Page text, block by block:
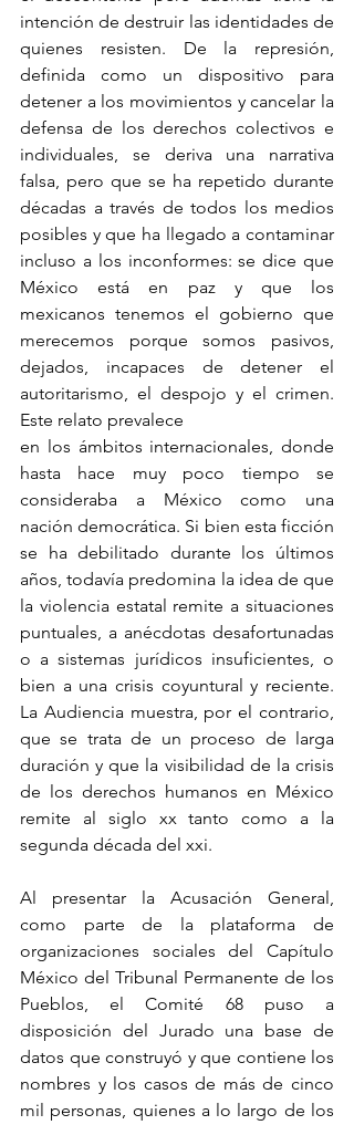
intención de destruir las identidades de
quienes resisten. De la represión,
definida como un dispositivo para
detener a los movimientos y cancelar la
defensa de los derechos colectivos e
individuales, se deriva una narrativa
falsa, pero que se ha repetido durante
décadas a través de todos los medios
posibles y que ha llegado a contaminar
incluso a los inconformes: se dice que
México está en paz y que los
mexicanos tenemos el gobierno que
merecemos porque somos pasivos,
dejados, incapaces de detener el
autoritarismo, el despojo y el crimen.
Este relato prevalece
en los ámbitos internacionales, donde
hasta hace muy poco tiempo se
consideraba a México como una
nación democrática. Si bien esta ficción
se ha debilitado durante los últimos
años, todavía predomina la idea de que
la violencia estatal remite a situaciones
puntuales, a anécdotas desafortunadas
o a sistemas jurídicos insuficientes, o
bien a una crisis coyuntural y reciente.
La Audiencia muestra, por el contrario,
que se trata de un proceso de larga
duración y que la visibilidad de la crisis
de los derechos humanos en México
remite al siglo xx tanto como a la
segunda década del xxi.
Al presentar la Acusación General,
como parte de la plataforma de
organizaciones sociales del Capítulo
México del Tribunal Permanente de los
Pueblos, el Comité 68 puso a
disposición del Jurado una base de
datos que construyó y que contiene los
nombres y los casos de más de cinco
mil personas, quienes a lo largo de los